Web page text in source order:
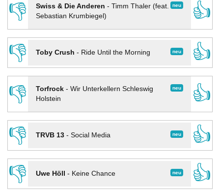
👎
neu
Swiss & Die Anderen - Timm Thaler (feat.
Sebastian Krumbiegel)
👍
👎
neu
Toby Crush - Ride Until the Morning
👍
👎
neu
Torfrock- Wir Unterkellern Schleswig
Holstein
👍
👎
neu
TRVB 13- Social Media
👍
👎
neu
Uwe Höll - Keine Chance
👍